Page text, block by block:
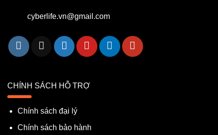
cyberlife.vn@gmail.com
CHÍNH SÁCH HỖ TRỢ
Chính sách đại lý
Chính sách bảo hành